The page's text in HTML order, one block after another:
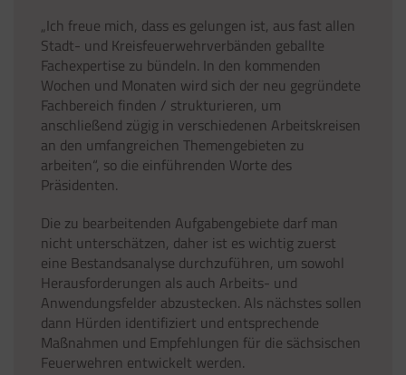
„Ich freue mich, dass es gelungen ist, aus fast allen
Stadt- und Kreisfeuerwehrverbänden geballte
Fachexpertise zu bündeln. In den kommenden
Wochen und Monaten wird sich der neu gegründete
Fachbereich finden / strukturieren, um
anschließend zügig in verschiedenen Arbeitskreisen
an den umfangreichen Themengebieten zu
arbeiten“, so die einführenden Worte des
Präsidenten.
Die zu bearbeitenden Aufgabengebiete darf man
nicht unterschätzen, daher ist es wichtig zuerst
eine Bestandsanalyse durchzuführen, um sowohl
Herausforderungen als auch Arbeits- und
Anwendungsfelder abzustecken. Als nächstes sollen
dann Hürden identifiziert und entsprechende
Maßnahmen und Empfehlungen für die sächsischen
Feuerwehren entwickelt werden.